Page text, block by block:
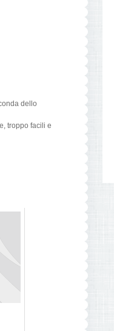
dello
troppo facili e